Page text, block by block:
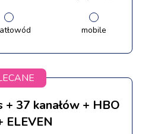
mobile
37 kanałów + HBO
ELEVEN